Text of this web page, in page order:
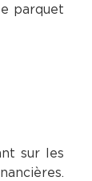
parquet
sur les